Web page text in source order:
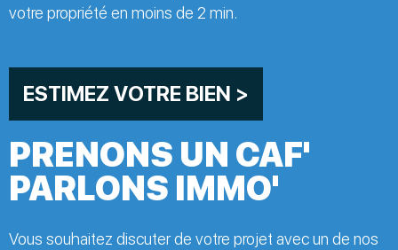
PRENONS UN CAF'
PARLONS IMMO'
Vous souhaitez discuter de votre projet avec un de nos
votre propriété en moins de 2 min.
ESTIMEZ VOTRE BIEN >